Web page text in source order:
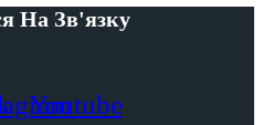
На Зв'язку
Youtube